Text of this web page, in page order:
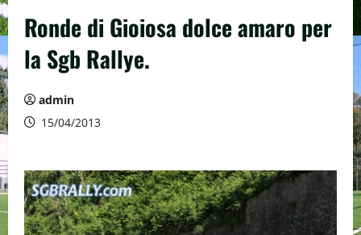
Ronde di Gioiosa dolce amaro per
la Sgb Rallye.
admin
15/04/2013